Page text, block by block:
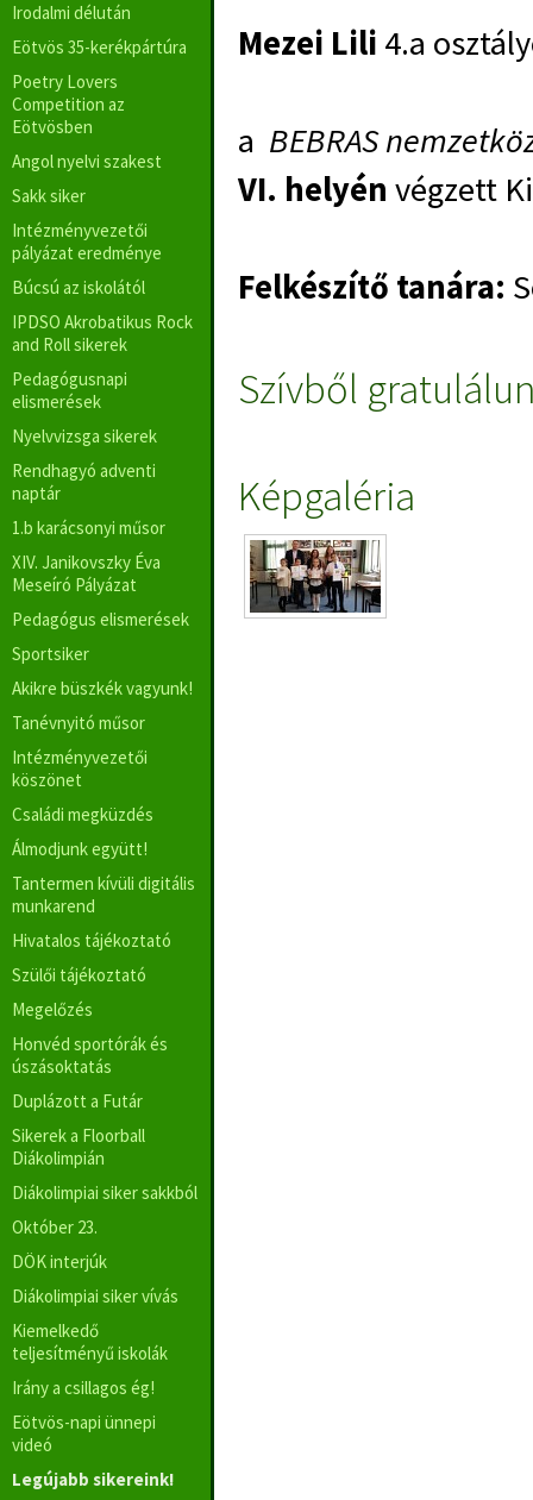
Irodalmi délután
Eötvös 35-kerékpártúra
Poetry Lovers
Competition az
Eötvösben
Angol nyelvi szakest
Sakk siker
Intézményvezetői
pályázat eredménye
Búcsú az iskolától
IPDSO Akrobatikus Rock
and Roll sikerek
Pedagógusnapi
elismerések
Nyelvvizsga sikerek
Rendhagyó adventi
naptár
1.b karácsonyi műsor
XIV. Janikovszky Éva
Meseíró Pályázat
Pedagógus elismerések
Sportsiker
Akikre büszkék vagyunk!
Tanévnyitó műsor
Intézményvezetői
köszönet
Családi megküzdés
Álmodjunk együtt!
Tantermen kívüli digitális
munkarend
Hivatalos tájékoztató
Szülői tájékoztató
Megelőzés
Honvéd sportórák és
úszásoktatás
Duplázott a Futár
Sikerek a Floorball
Diákolimpián
Diákolimpiai siker sakkból
Október 23.
DÖK interjúk
Diákolimpiai siker vívás
Kiemelkedő
teljesítményű iskolák
Irány a csillagos ég!
Eötvös-napi ünnepi
videó
Legújabb sikereink!
Mezei Lili 4.a
a BEBRAS
VI. helyén végzett
Felkészítő tanára:
Szívből
Képgaléria